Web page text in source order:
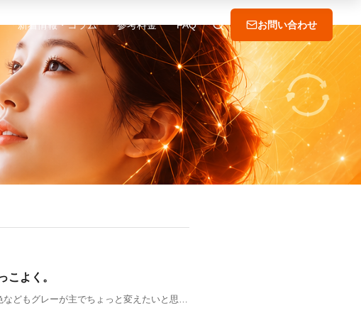
新着情報・コラム 参考料金 FAQ お問い合わせ
よく。
などもグレーが主でちょっと変えたいと思…